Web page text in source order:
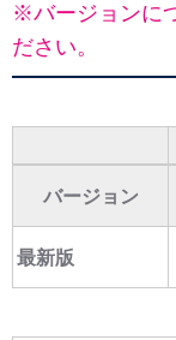
※バージョンに
ださい。
バージョン
最新版